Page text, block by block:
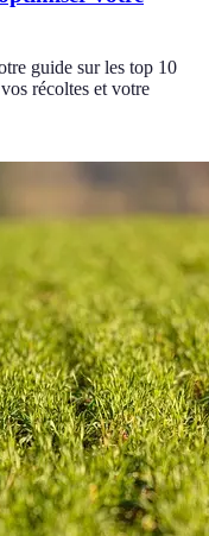
guide sur les top 10
récoltes et votre